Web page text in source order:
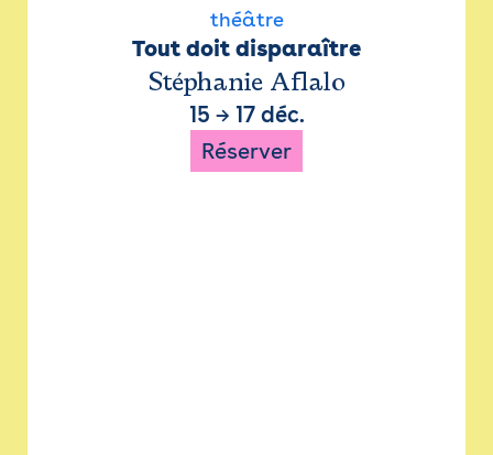
théâtre
Tout doit disparaître
Stéphanie Aflalo
15 → 17 déc.
Réserver